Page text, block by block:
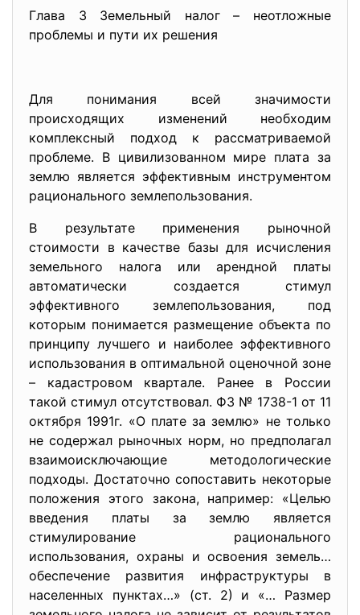
Глава 3 Земельный налог – неотложные
проблемы и пути их решения
Для понимания всей значимости
происходящих изменений необходим
комплексный подход к рассматриваемой
проблеме. В цивилизованном мире плата за
землю является эффективным инструментом
рационального землепользования.
В результате применения рыночной
стоимости в качестве базы для исчисления
земельного налога или арендной платы
автоматически создается стимул
эффективного землепользования, под
которым понимается размещение объекта по
принципу лучшего и наиболее эффективного
использования в оптимальной оценочной зоне
– кадастровом квартале. Ранее в России
такой стимул отсутствовал. ФЗ № 1738-1 от 11
октября 1991г. «О плате за землю» не только
не содержал рыночных норм, но предполагал
взаимоисключающие методологические
подходы. Достаточно сопоставить некоторые
положения этого закона, например: «Целью
введения платы за землю является
стимулирование рационального
использования, охраны и освоения земель…
обеспечение развития инфраструктуры в
населенных пунктах…» (ст. 2) и «… Размер